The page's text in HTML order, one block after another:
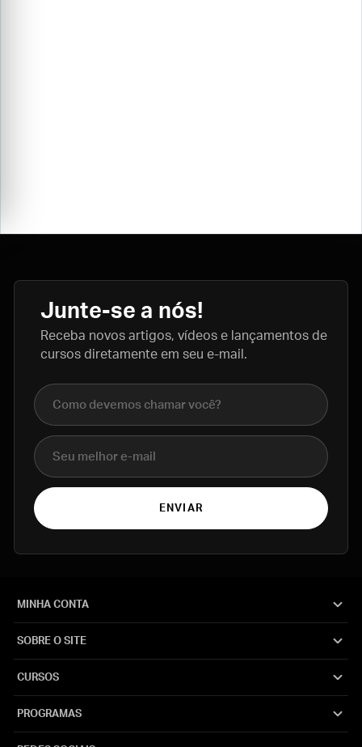
Junte-se a nós!
Receba novos artigos, vídeos e lançamentos de
cursos diretamente em seu e-mail.
Nome completo
E-mail
ENVIAR
MINHA CONTA
SOBRE O SITE
CURSOS
PROGRAMAS